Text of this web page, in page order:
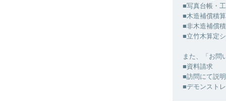
■写真台帳・
■木造補償積
■非木造補償
■立竹木算定
また、「お問
■資料請求
■訪問にて説
■デモンスト